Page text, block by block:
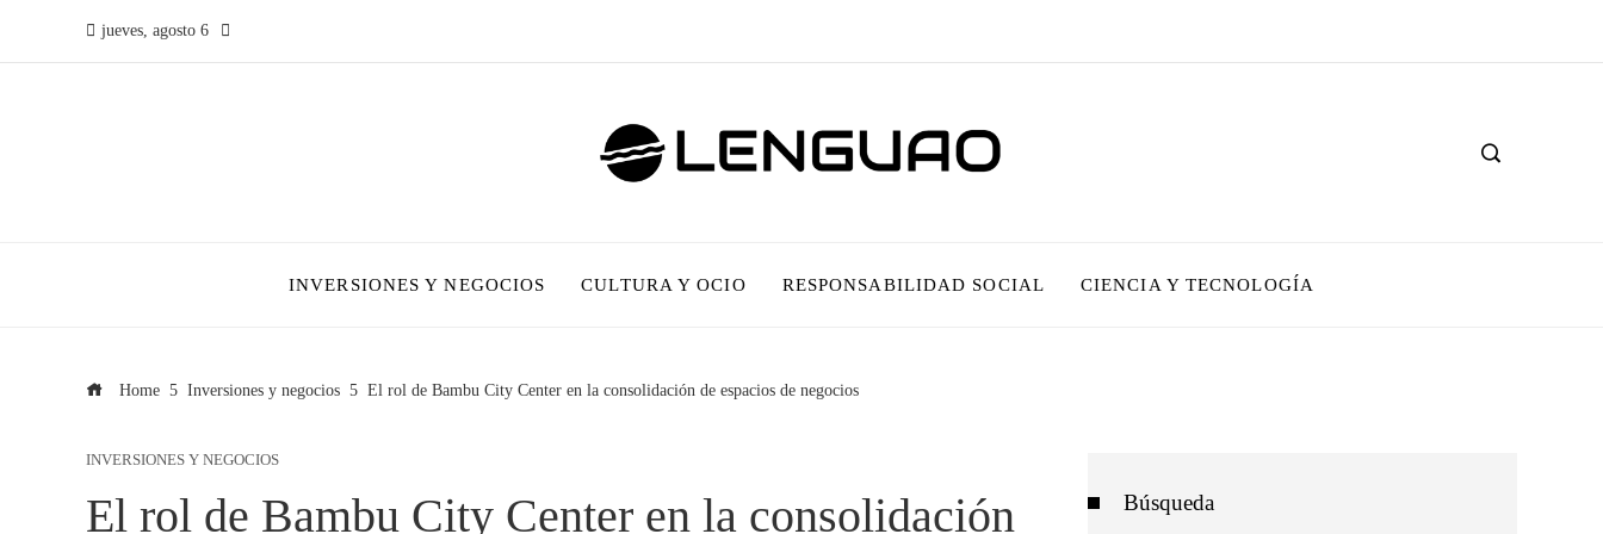
jueves, agosto 6
INVERSIONES Y NEGOCIOS CULTURA Y OCIO RESPONSABILIDAD SOCIAL CIENCIA Y TECNOLOGÍA
Home Inversiones y negocios El rol de Bambu City Center en la consolidación de espacios de negocios
INVERSIONES Y NEGOCIOS
El rol de Bambu City Center en la consolidación Búsqueda